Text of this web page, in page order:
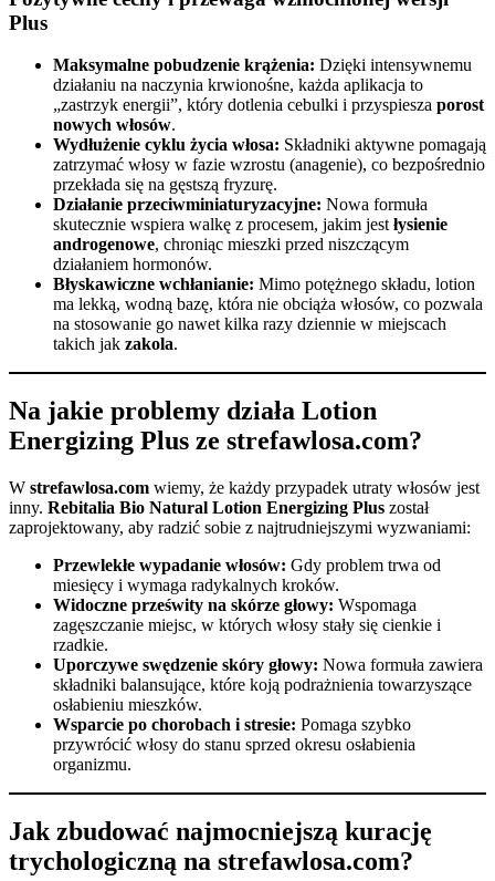
Plus
Maksymalne pobudzenie krążenia: Dzięki intensywnemu
działaniu na naczynia krwionośne, każda aplikacja to
„zastrzyk energii”, który dotlenia cebulki i przyspiesza porost
nowych włosów.
Wydłużenie cyklu życia włosa: Składniki aktywne pomagają
zatrzymać włosy w fazie wzrostu (anagenie), co bezpośrednio
przekłada się na gęstszą fryzurę.
Działanie przeciwminiaturyzacyjne: Nowa formuła
skutecznie wspiera walkę z procesem, jakim jest łysienie
androgenowe, chroniąc mieszki przed niszczącym
działaniem hormonów.
Błyskawiczne wchłanianie: Mimo potężnego składu, lotion
ma lekką, wodną bazę, która nie obciąża włosów, co pozwala
na stosowanie go nawet kilka razy dziennie w miejscach
takich jak zakola.
Na jakie problemy działa Lotion
Energizing Plus ze strefawlosa.com?
W strefawlosa.com wiemy, że każdy przypadek utraty włosów jest
inny. Rebitalia Bio Natural Lotion Energizing Plus został
zaprojektowany, aby radzić sobie z najtrudniejszymi wyzwaniami:
Przewlekłe wypadanie włosów: Gdy problem trwa od
miesięcy i wymaga radykalnych kroków.
Widoczne prześwity na skórze głowy: Wspomaga
zagęszczanie miejsc, w których włosy stały się cienkie i
rzadkie.
Uporczywe swędzenie skóry głowy: Nowa formuła zawiera
składniki balansujące, które koją podrażnienia towarzyszące
osłabieniu mieszków.
Wsparcie po chorobach i stresie: Pomaga szybko
przywrócić włosy do stanu sprzed okresu osłabienia
organizmu.
Jak zbudować najmocniejszą kurację
trychologiczną na strefawlosa.com?